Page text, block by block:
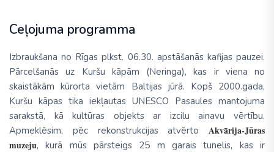
Ceļojuma programma
Izbraukšana no Rīgas plkst. 06.30. apstāšanās kafijas pauzei.
Pārcelšanās uz Kuršu kāpām (Neringa), kas ir viena no
skaistākām kūrorta vietām Baltijas jūrā. Kopš 2000.gada,
Kuršu kāpas tika iekļautas UNESCO Pasaules mantojuma
sarakstā, kā kultūras objekts ar izcilu ainavu vērtību.
Apmeklēsim, pēc rekonstrukcijas atvērto Akvārija-Jūras
muzeju, kurā mūs pārsteigs 25 m garais tunelis, kas ir